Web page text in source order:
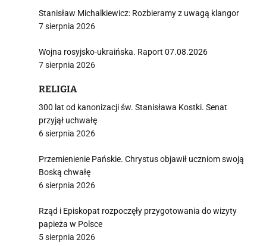
Stanisław Michalkiewicz: Rozbieramy z uwagą klangor
7 sierpnia 2026
Wojna rosyjsko-ukraińska. Raport 07.08.2026
7 sierpnia 2026
RELIGIA
300 lat od kanonizacji św. Stanisława Kostki. Senat
przyjął uchwałę
6 sierpnia 2026
Przemienienie Pańskie. Chrystus objawił uczniom swoją
Boską chwałę
6 sierpnia 2026
Rząd i Episkopat rozpoczęły przygotowania do wizyty
papieża w Polsce
5 sierpnia 2026